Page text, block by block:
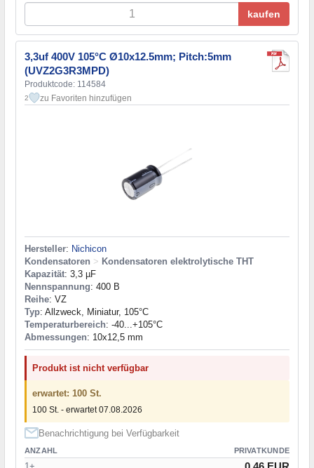
kaufen
3,3uf 400V 105°C Ø10x12.5mm; Pitch:5mm
(UVZ2G3R3MPD)
Produktcode: 114584
2 zu Favoriten hinzufügen
Hersteller: Nichicon
Kondensatoren > Kondensatoren elektrolytische THT
Kapazität: 3,3 µF
Nennspannung: 400 В
Reihe: VZ
Typ: Allzweck, Miniatur, 105°C
Temperaturbereich: -40...+105°C
Abmessungen: 10x12,5 mm
Produkt ist nicht verfügbar
erwartet: 100 St.
100 St. - erwartet 07.08.2026
Benachrichtigung bei Verfügbarkeit
ANZAHL PRIVATKUNDE